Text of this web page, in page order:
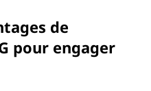
de
pour engager